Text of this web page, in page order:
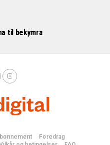
til bekymra
Foredrag